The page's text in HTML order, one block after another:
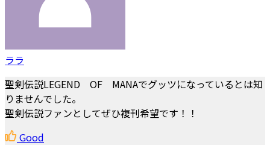
ララ
聖剣伝説LEGEND OF MANAでグッツになっているとは知
りませんでした。
聖剣伝説ファンとしてぜひ複刊希望です！！
Good